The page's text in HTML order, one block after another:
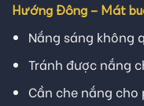
Hướng Đông – Mát
Nắng sáng không
Tránh được nắng
Cần che nắng